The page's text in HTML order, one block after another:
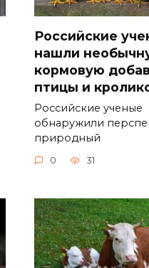
Российские
нашли
кормовую
птицы и
Российские ученые
обнаружили
природный
0 31